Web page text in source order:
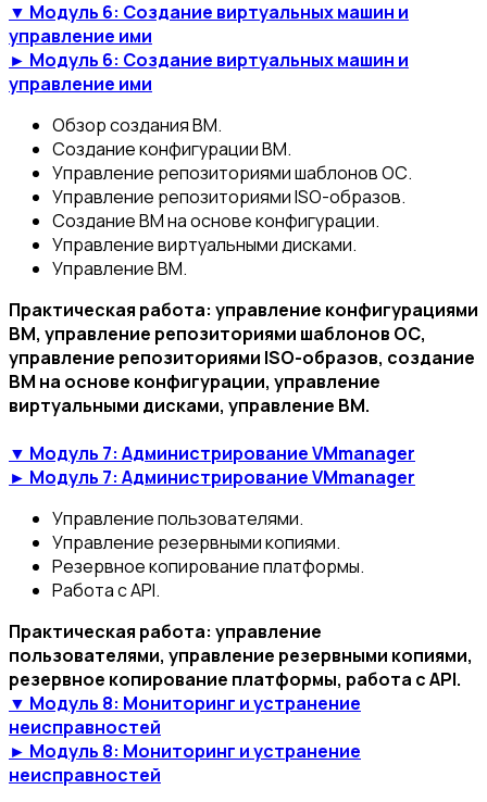
▼ Модуль 6: Создание виртуальных машин и
управление ими
► Модуль 6: Создание виртуальных машин и
управление ими
Обзор создания ВМ.
Создание конфигурации ВМ.
Управление репозиториями шаблонов ОС.
Управление репозиториями ISO-образов.
Создание ВМ на основе конфигурации.
Управление виртуальными дисками.
Управление ВМ.
Практическая работа: управление конфигурациями
ВМ, управление репозиториями шаблонов ОС,
управление репозиториями ISO-образов, создание
ВМ на основе конфигурации, управление
виртуальными дисками, управление ВМ.
▼ Модуль 7: Администрирование VMmanager
► Модуль 7: Администрирование VMmanager
Управление пользователями.
Управление резервными копиями.
Резервное копирование платформы.
Работа с API.
Практическая работа: управление
пользователями, управление резервными копиями,
резервное копирование платформы, работа с API.
▼ Модуль 8: Мониторинг и устранение
неисправностей
► Модуль 8: Мониторинг и устранение
неисправностей